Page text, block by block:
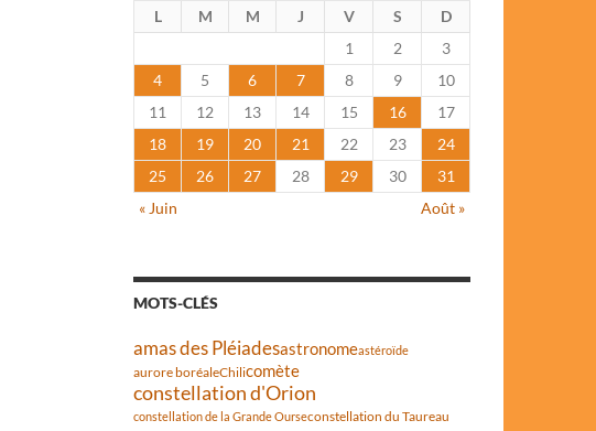
L M M J V S
D
1
2
3
4
5 6 7 8 9
10
11
12 13 14 15 16
17
18
19 20 21 22 23
24
25
26 27 28 29 30
31
« Juin
Août »
MOTS-CLÉS
amas des Pléiadesastronomeastéroïde
aurore boréaleChilicomète
constellation d'Orion
constellation de la Grande Ourseconstellation du Taureau